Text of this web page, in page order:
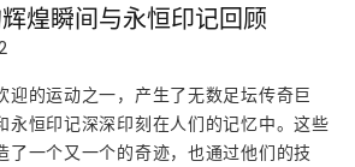
煌瞬间与永恒印记回顾
迎的运动之一，产生了无数足坛传奇巨
永恒印记深深印刻在人们的记忆中。这些
了一个又一个的奇迹，也通过他们的技